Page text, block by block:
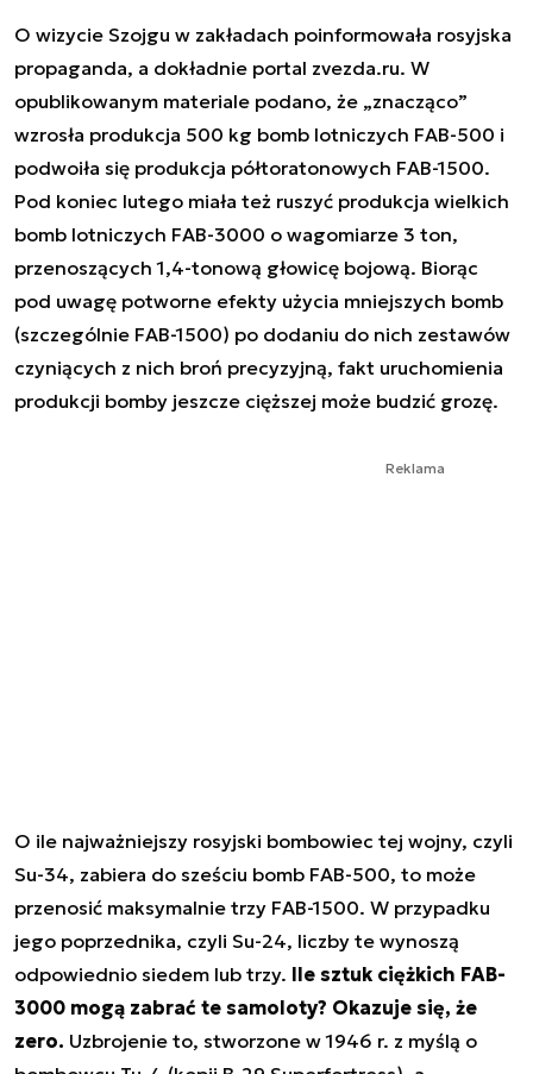
O wizycie Szojgu w zakładach poinformowała rosyjska
propaganda, a dokładnie portal zvezda.ru. W
opublikowanym materiale podano, że „znacząco”
wzrosła produkcja 500 kg bomb lotniczych FAB-500 i
podwoiła się produkcja półtoratonowych FAB-1500.
Pod koniec lutego miała też ruszyć produkcja wielkich
bomb lotniczych FAB-3000 o wagomiarze 3 ton,
przenoszących 1,4-tonową głowicę bojową. Biorąc
pod uwagę potworne efekty użycia mniejszych bomb
(szczególnie FAB-1500) po dodaniu do nich zestawów
czyniących z nich broń precyzyjną, fakt uruchomienia
produkcji bomby jeszcze cięższej może budzić grozę.
Reklama
O ile najważniejszy rosyjski bombowiec tej wojny, czyli
Su-34, zabiera do sześciu bomb FAB-500, to może
przenosić maksymalnie trzy FAB-1500. W przypadku
jego poprzednika, czyli Su-24, liczby te wynoszą
odpowiednio siedem lub trzy. Ile sztuk ciężkich FAB-
3000 mogą zabrać te samoloty? Okazuje się, że
zero. Uzbrojenie to, stworzone w 1946 r. z myślą o